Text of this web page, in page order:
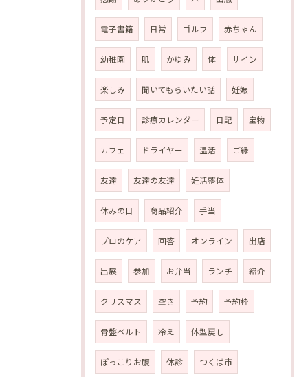
電子書籍 日常 ゴルフ 赤ちゃん
幼稚園 肌 かゆみ 体 サイン
楽しみ 聞いてもらいたい話 妊娠
予定日 診療カレンダー 日記 宝物
カフェ ドライヤー 温活 ご縁
友達 友達の友達 妊活整体
休みの日 商品紹介 手当
プロのケア 回答 オンライン 出店
出展 参加 お弁当 ランチ 紹介
クリスマス 空き 予約 予約枠
骨盤ベルト 冷え 体型戻し
ぽっこりお腹 休診 つくば市